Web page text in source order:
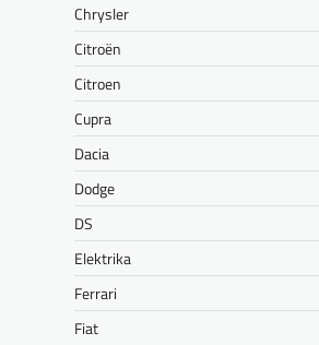
Chrysler
Citroën
Citroen
Cupra
Dacia
Dodge
DS
Elektrika
Ferrari
Fiat